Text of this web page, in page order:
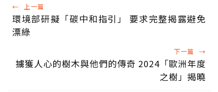
← 上一篇
環境部研擬「碳中和指引」 要求完整揭露避免
漂綠
下一篇 →
擄獲人心的樹木與他們的傳奇 2024「歐洲年度
之樹」揭曉